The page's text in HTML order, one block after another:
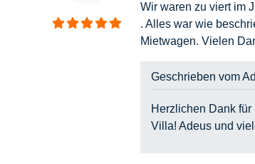
Wir waren zu viert im
. Alles war wie
Mietwagen. Vielen
Geschrieben vom
Herzlichen Dank
Villa! Adeus und